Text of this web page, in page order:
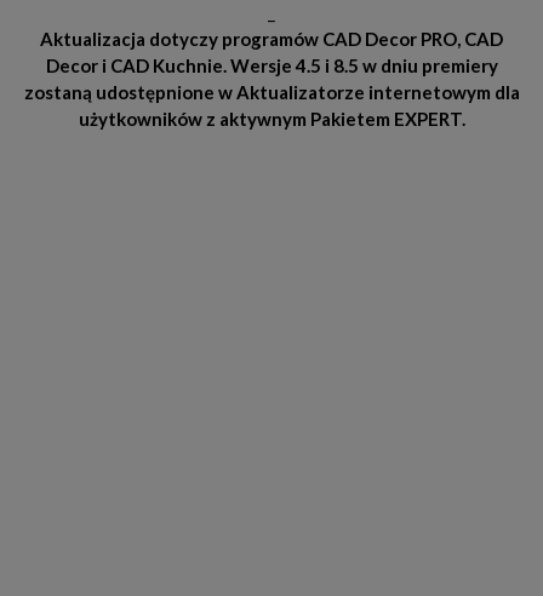
Aktualizacja dotyczy programów CAD Decor PRO, CAD
Decor i CAD Kuchnie. Wersje 4.5 i 8.5 w dniu premiery
zostaną udostępnione w Aktualizatorze internetowym dla
użytkowników z aktywnym Pakietem EXPERT.